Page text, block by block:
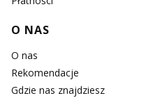
O NAS
O nas
Rekomendacje
Gdzie nas znajdziesz